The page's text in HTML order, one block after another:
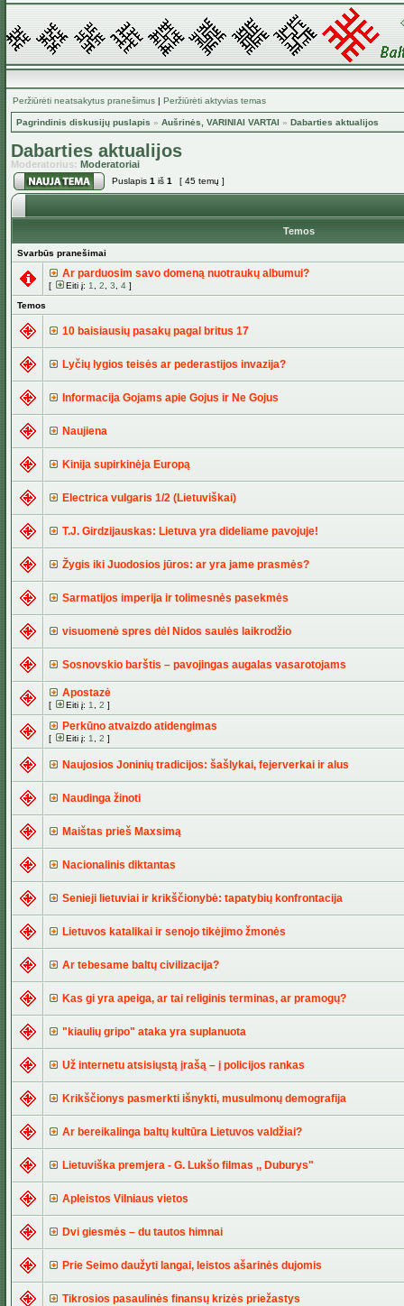
Peržiūrėti neatsakytus pranešimus | Peržiūrėti aktyvias temas
Pagrindinis diskusijų puslapis » Aušrinės, VARINIAI VARTAI » Dabarties aktualijos
Dabarties aktualijos
Moderatorius: Moderatoriai
Puslapis 1 iš 1 [ 45 temų ]
Temos
Svarbūs pranešimai
Ar parduosim savo domeną nuotraukų albumui?
[ Eiti į: 1 2 3 4 ]
Temos
10 baisiausių pasakų pagal britus 17
Lyčių lygios teisės ar pederastijos invazija?
Informacija Gojams apie Gojus ir Ne Gojus
Naujiena
Kinija supirkinėja Europą
Electrica vulgaris 1/2 (Lietuviškai)
T.J. Girdzijauskas: Lietuva yra dideliame pavojuje!
Žygis iki Juodosios jūros: ar yra jame prasmės?
Sarmatijos imperija ir tolimesnės pasekmės
visuomenė spres dėl Nidos saulės laikrodžio
Sosnovskio barštis – pavojingas augalas vasarotojams
Apostazė
[ Eiti į: 1 2 ]
Perkūno atvaizdo atidengimas
[ Eiti į: 1 2 ]
Naujosios Joninių tradicijos: šašlykai, fejerverkai ir alus
Naudinga žinoti
Maištas prieš Maxsimą
Nacionalinis diktantas
Senieji lietuviai ir krikščionybė: tapatybių konfrontacija
Lietuvos katalikai ir senojo tikėjimo žmonės
Ar tebesame baltų civilizacija?
Kas gi yra apeiga, ar tai religinis terminas, ar pramogų?
"kiaulių gripo" ataka yra suplanuota
Už internetu atsisiųstą įrašą – į policijos rankas
Krikščionys pasmerkti išnykti, musulmonų demografija
Ar bereikalinga baltų kultūra Lietuvos valdžiai?
Lietuviška premjera - G. Lukšo filmas ,, Duburys"
Apleistos Vilniaus vietos
Dvi giesmės – du tautos himnai
Prie Seimo daužyti langai, leistos ašarinės dujomis
Tikrosios pasaulinės finansų krizės priežastys